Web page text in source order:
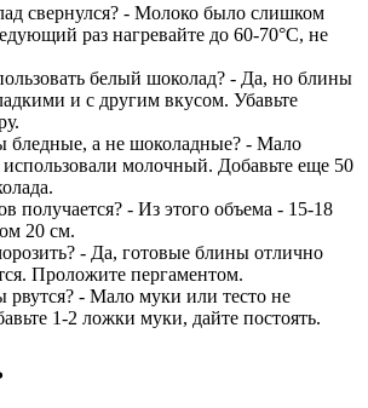
свернулся? - Молоко было слишком
раз нагревайте до 60-70°C, не
белый шоколад? - Да, но блины
и с другим вкусом. Убавьте
бледные, а не шоколадные? - Мало
молочный. Добавьте еще 50
получается? - Из этого объема - 15-18
20 см.
- Да, готовые блины отлично
Проложите пергаментом.
- Мало муки или тесто не
1-2 ложки муки, дайте постоять.